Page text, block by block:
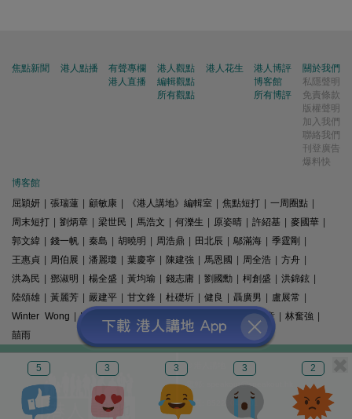
5 3 3 3 2
焦點新聞 港人點播
有聲專欄
港人直播
港人觀點
編輯觀點
所有觀點
港人花生
港人博評
博客館
所有博評
關於我們
私隱聲明
免責條款
版權聲明
加入我們
聯絡我們
刊登廣告
爆料快
博客館
屈穎妍
張瑞蓮 顧敏康 《港人講地》編輯室 焦點短打 一周圈點
周末短打
劉炳章 梁世民 馬浩文 何濼生 原姿晴 許紹基 麥國華
郭文緯
錢一帆 秦島 胡曉明 周浩鼎 田北辰 鄔滿海 季霆剛
王惠貞
周伯展 潘麗瓊 葉慶寧 陳建強 馬恩國 周全浩 方舟
洪為民
鄧淑明 楊全盛 黃均瑜 錢志庸 劉國勳 柯創盛 洪錦鉉
陸頌雄
黃麗芳 嚴建平 甘文鋒 杜礎圻 健良 聶廣男 盧展常
Winter Wong
K2 梁文新 羅崑 姚銘 精選文章 林奮強
囍雨
© 港人講地
電郵: speakout@speakout.hk
傳真: 85228041301